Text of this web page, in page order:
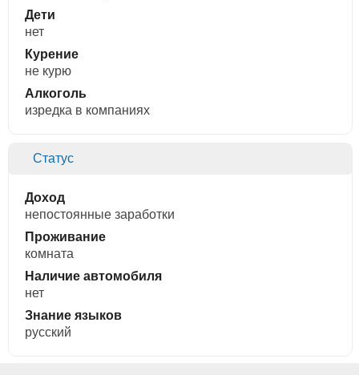
Дети
нет
Курение
не курю
Алкоголь
изредка в компаниях
Статус
Доход
непостоянные заработки
Проживание
комната
Наличие автомобиля
нет
Знание языков
русский